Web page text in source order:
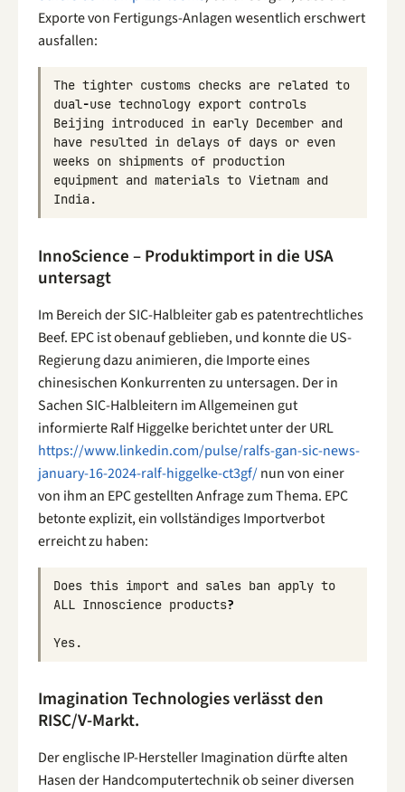
Exporte von Fertigungs-Anlagen wesentlich erschwert
ausfallen:
The tighter customs checks are related to
dual-use technology export controls
Beijing introduced in early December and
have resulted in delays of days or even
weeks on shipments of production
equipment and materials to Vietnam and
India.
InnoScience – Produktimport in die USA
untersagt
Im Bereich der SIC-Halbleiter gab es patentrechtliches
Beef. EPC ist obenauf geblieben, und konnte die US-
Regierung dazu animieren, die Importe eines
chinesischen Konkurrenten zu untersagen. Der in
Sachen SIC-Halbleitern im Allgemeinen gut
informierte Ralf Higgelke berichtet unter der URL
https://www.linkedin.com/pulse/ralfs-gan-sic-news-
january-16-2024-ralf-higgelke-ct3gf/nun von einer
von ihm an EPC gestellten Anfrage zum Thema. EPC
betonte explizit, ein vollständiges Importverbot
erreicht zu haben:
Does this import and sales ban apply to
ALL Innoscience products?
Yes.
Imagination Technologies verlässt den
RISC/V-Markt.
Der englische IP-Hersteller Imagination dürfte alten
Hasen der Handcomputertechnik ob seiner diversen